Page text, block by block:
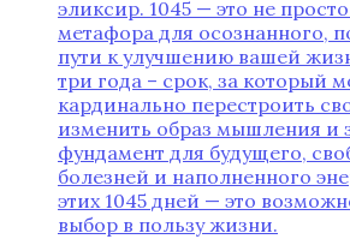
эликсир. 1045 — это не
метафора для осознанного,
пути к улучшению вашей
три года – срок, за который
кардинально перестроить
изменить образ мышления и
фундамент для будущего,
болезней и наполненного
этих 1045 дней — это
выбор в пользу жизни.